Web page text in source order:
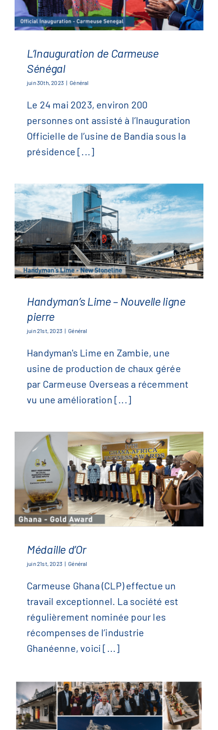
L’Inauguration de Carmeuse
Sénégal
L’Inauguration de Carmeuse
Sénégal
juin 30th, 2023 | Général
Le 24 mai 2023, environ 200
personnes ont assisté à l’Inauguration
Officielle de l’usine de Bandia sous la
présidence [...]
Handyman’s Lime – Nouvelle
ligne pierre
Handyman’s Lime – Nouvelle ligne
pierre
juin 21st, 2023 | Général
Handyman's Lime en Zambie, une
usine de production de chaux gérée
par Carmeuse Overseas a récemment
vu une amélioration [...]
Médaille d’Or
Médaille d’Or
juin 21st, 2023 | Général
Carmeuse Ghana (CLP) effectue un
travail exceptionnel. La société est
régulièrement nominée pour les
récompenses de l’industrie
Ghanéenne, voici [...]